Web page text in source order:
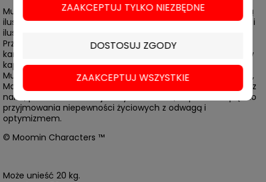
Muminki to ukochana seria komiksów stworzona przez fińską
ilustratorkę Tove Jansson. Tove stworzyła czarujące historie i
ilustracje, które urzekły publiczność w każdym wieku.
Przeciwstawiając się normom społecznym, kontynuowała
karierę jako artystka i otwarcie żyła jako lesbijka. Osadzone w
kapryśnym świecie Doliny Muminków, historie podążają za
Muminkiem i jego eklektyczną grupą przyjaciół: Włóczykijem,
Małą Mi i Migotką. Seria toreb z recyklingu MOOMIN rezonuje z
nami, ponieważ celebruje indywidualność, odporność i piękno
przyjmowania niepewności życiowych z odwagą i
optymizmem.
© Moomin Characters ™
Może unieść 20 kg.
ZAAKCEPTUJ TYLKO NIEZBĘDNE
DOSTOSUJ ZGODY
ZAAKCEPTUJ WSZYSTKIE